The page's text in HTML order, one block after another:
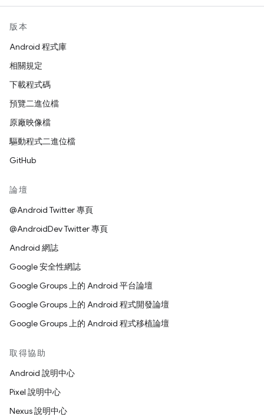
版本
Android 程式庫
相關規定
下載程式碼
預覽二進位檔
原廠映像檔
驅動程式二進位檔
GitHub
論壇
@Android Twitter 專頁
@AndroidDev Twitter 專頁
Android 網誌
Google 安全性網誌
Google Groups 上的 Android 平台論壇
Google Groups 上的 Android 程式開發論壇
Google Groups 上的 Android 程式移植論壇
取得協助
Android 說明中心
Pixel 說明中心
Nexus 說明中心